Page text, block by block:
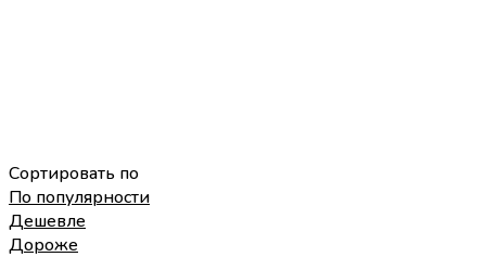
Сортировать по
По популярности
Дешевле
Дороже